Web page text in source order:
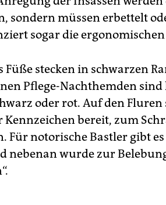
sondern müssen erbettelt
sogar die
Füße stecken in schwarzen
Pflege-Nachthemden
oder rot. Auf den
Kennzeichen bereit, zum
Für notorische Bastler gibt
nebenan wurde zur